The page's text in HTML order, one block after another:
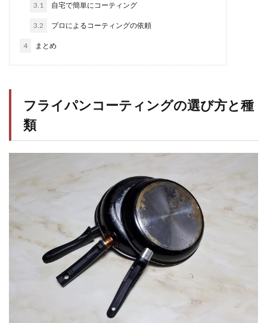
3.1 自宅で簡単にコーティング
3.2 プロによるコーティングの依頼
4 まとめ
フライパンコーティングの選び方と種
類